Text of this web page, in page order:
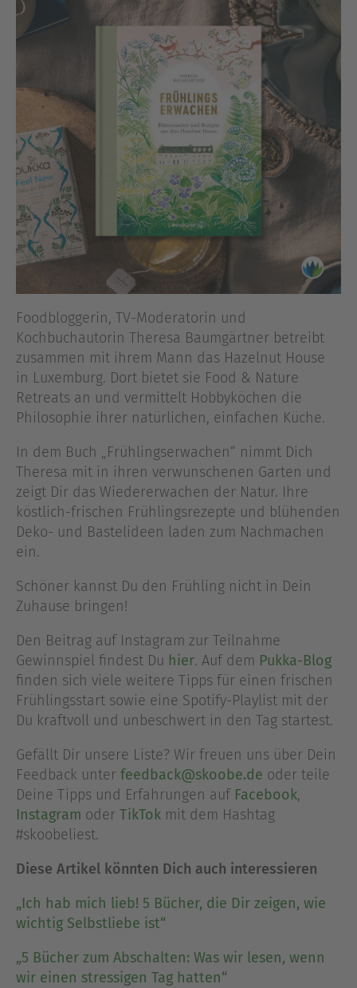
Foodbloggerin, TV-Moderatorin und
Kochbuchautorin Theresa Baumgärtner betreibt
zusammen mit ihrem Mann das Hazelnut House
in Luxemburg. Dort bietet sie Food & Nature
Retreats an und vermittelt Hobbyköchen die
Philosophie ihrer natürlichen, einfachen Küche.
In dem Buch „Frühlingserwachen“ nimmt Dich
Theresa mit in ihren verwunschenen Garten und
zeigt Dir das Wiedererwachen der Natur. Ihre
köstlich-frischen Frühlingsrezepte und blühenden
Deko- und Bastelideen laden zum Nachmachen
ein.
Schöner kannst Du den Frühling nicht in Dein
Zuhause bringen!
Den Beitrag auf Instagram zur Teilnahme
Gewinnspiel findest Du hier. Auf dem Pukka-Blog
finden sich viele weitere Tipps für einen frischen
Frühlingsstart sowie eine Spotify-Playlist mit der
Du kraftvoll und unbeschwert in den Tag startest.
Gefällt Dir unsere Liste? Wir freuen uns über Dein
Feedback unter feedback@skoobe.de oder teile
Deine Tipps und Erfahrungen auf Facebook,
Instagram oder TikTok mit dem Hashtag
#skoobeliest.
Diese Artikel könnten Dich auch interessieren
„Ich hab mich lieb! 5 Bücher, die Dir zeigen, wie
wichtig Selbstliebe ist“
„5 Bücher zum Abschalten: Was wir lesen, wenn
wir einen stressigen Tag hatten“